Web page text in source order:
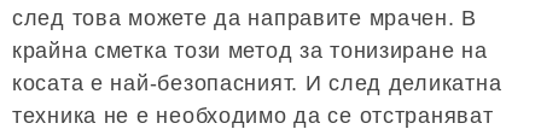
след това можете да направите мрачен. В
крайна сметка този метод за тонизиране на
косата е най-безопасният. И след деликатна
техника не е необходимо да се отстраняват